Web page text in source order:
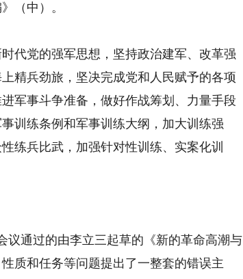
（中）。
党的强军思想，坚持政治建军、改革强
精兵劲旅，坚决完成党和人民赋予的各项
军事斗争准备，做好作战筹划、力量手段
训练条例和军事训练大纲，加大训练强
练兵比武，加强针对性训练、实案化训
通过的由李立三起草的《新的革命高潮与
质和任务等问题提出了一整套的错误主